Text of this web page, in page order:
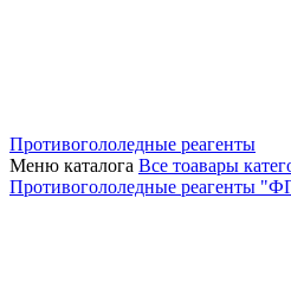
Противогололедные реагенты
Меню каталога Все тоавары
Противогололедные реагенты